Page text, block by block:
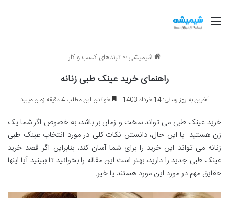
منو
شیمیشی~ ترندهای کسب و کار
راهنمای خرید عینک طبی زنانه
آخرین به روز رسانی: 14 خرداد 1403 خواندن این مطلب 4 دقیقه زمان میبرد
خرید عینک طبی می تواند سخت و زمان بر باشد، به خصوص اگر شما یک
زن هستید. با این حال، دانستن نکات کلی در مورد انتخاب عینک طبی
زنانه می تواند این خرید را برای شما آسان کند، بنابراین اگر قصد خرید
عینک طبی جدید را دارید، بهتر است این مقاله را بخوانید تا ببینید آیا اینها
حقایق مهم در مورد این مورد هستند یا خیر.